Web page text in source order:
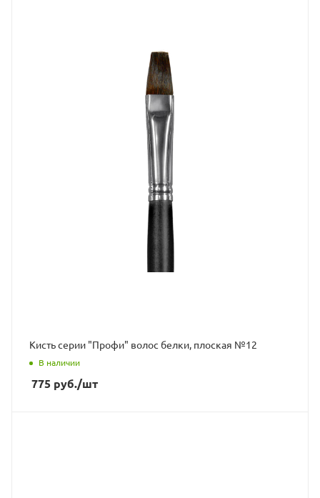
Кисть серии "Профи" волос белки, плоская №12
В наличии
775 руб./шт